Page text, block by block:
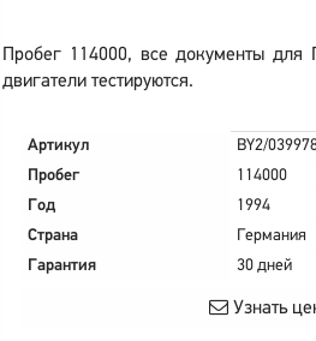
Пробег 114000, все документы
двигатели тестируются.
Артикул
BY2/
Пробег
114000
Год
1994
Страна
Германия
Гарантия
30 дней
Узнать